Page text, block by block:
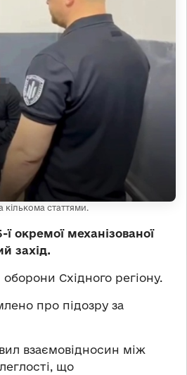
статтями.
окремої механізованої
захід.
Східного регіону.
про підозру за
взаємовідносин між
що